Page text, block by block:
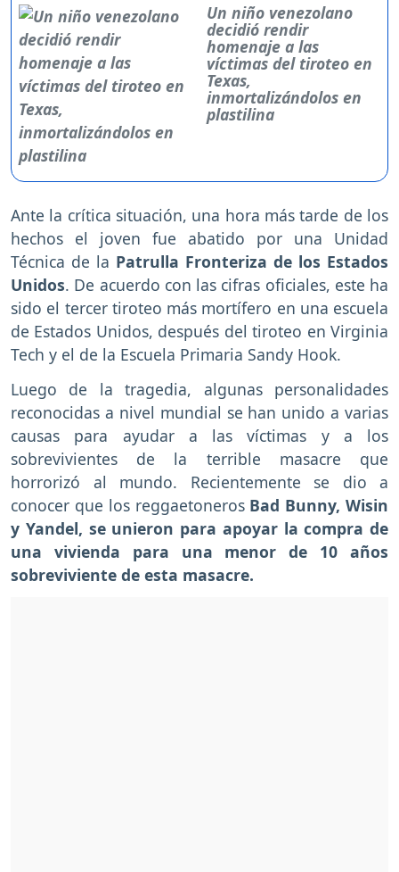
Un niño venezolano
decidió rendir
homenaje a las
víctimas del tiroteo en
Texas,
inmortalizándolos en
plastilina
Ante la crítica situación, una hora más tarde de los
hechos el joven fue abatido por una Unidad
Técnica de la Patrulla Fronteriza de los Estados
Unidos. De acuerdo con las cifras oficiales, este ha
sido el tercer tiroteo más mortífero en una escuela
de Estados Unidos, después del tiroteo en Virginia
Tech y el de la Escuela Primaria Sandy Hook.
Luego de la tragedia, algunas personalidades
reconocidas a nivel mundial se han unido a varias
causas para ayudar a las víctimas y a los
sobrevivientes de la terrible masacre que
horrorizó al mundo. Recientemente se dio a
conocer que los reggaetoneros Bad Bunny, Wisin
y Yandel, se unieron para apoyar la compra de
una vivienda para una menor de 10 años
sobreviviente de esta masacre.